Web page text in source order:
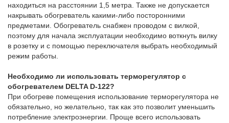
находиться на расстоянии 1,5 метра. Также не допускается
накрывать обогреватель какими-либо посторонними
предметами. Обогреватель снабжен проводом с вилкой,
поэтому для начала эксплуатации необходимо воткнуть вилку
в розетку и с помощью переключателя выбрать необходимый
режим работы.
Необходимо ли использовать терморегулятор с
обогревателем DELTA D-122?
При обогреве помещения использование терморегулятора не
обязательно, но желательно, так как это позволит уменьшить
потребление электроэнергии. Проще всего использовать